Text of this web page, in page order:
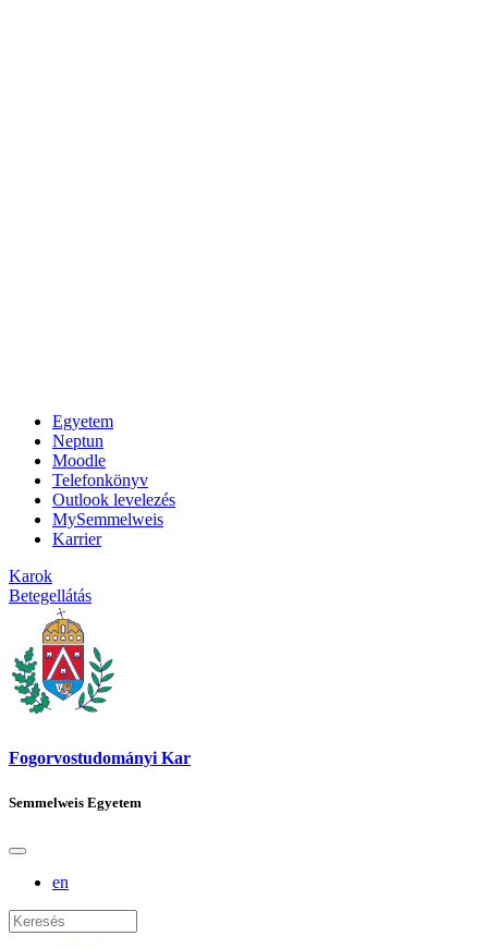
Egyetem
Neptun
Moodle
Telefonkönyv
Outlook levelezés
MySemmelweis
Karrier
Karok
Betegellátás
Fogorvostudományi Kar
Semmelweis Egyetem
en